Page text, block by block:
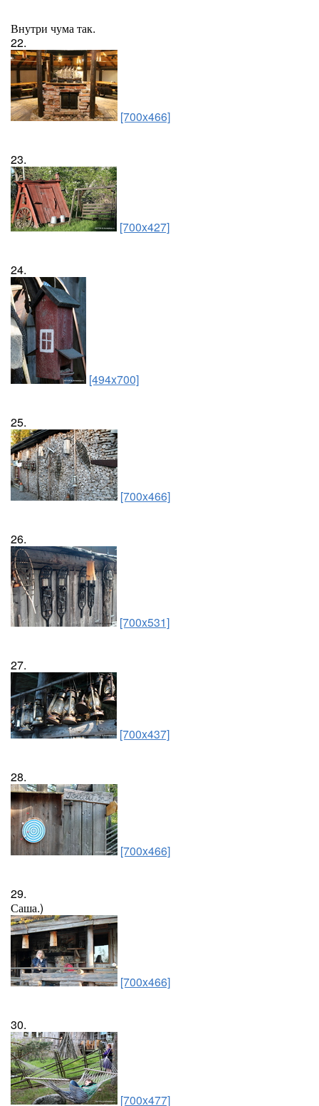
Внутри чума так.
22.
[700x466]
23.
[700x427]
24.
[494x700]
25.
[700x466]
26.
[700x531]
27.
[700x437]
28.
[700x466]
29.
Саша.)
[700x466]
30.
[700x477]